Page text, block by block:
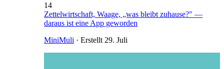
14
Zettelwirtschaft, Waage, „was bleibt zuhause?" —
daraus ist eine App geworden
MiniMuli · Erstellt 29. Juli